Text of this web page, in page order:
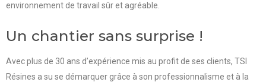
environnement de travail sûr et agréable.
Un chantier sans surprise !
Avec plus de 30 ans d’expérience mis au profit de ses clients, TSI
Résines a su se démarquer grâce à son professionnalisme et à la